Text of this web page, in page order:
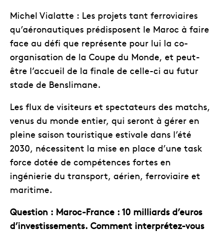
Michel Vialatte : Les projets tant ferroviaires
qu’aéronautiques prédisposent le Maroc à faire
face au défi que représente pour lui la co-
organisation de la Coupe du Monde, et peut-
être l’accueil de la finale de celle-ci au futur
stade de Benslimane.
Les flux de visiteurs et spectateurs des matchs,
venus du monde entier, qui seront à gérer en
pleine saison touristique estivale dans l’été
2030, nécessitent la mise en place d’une task
force dotée de compétences fortes en
ingénierie du transport, aérien, ferroviaire et
maritime.
Question : Maroc-France : 10 milliards d’euros
d’investissements. Comment interprétez-vous